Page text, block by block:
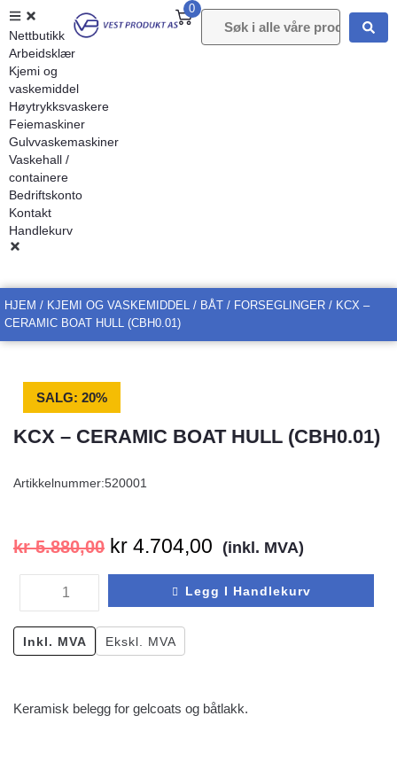
0
Nettbutikk
Arbeidsklær
Kjemi og
vaskemiddel
Høytrykksvaskere
Feiemaskiner
Gulvvaskemaskiner
Vaskehall /
containere
Bedriftskonto
Kontakt
Handlekurv
HJEM / KJEMI OG VASKEMIDDEL / BÅT / FORSEGLINGER / KCX –
CERAMIC BOAT HULL (CBH0.01)
SALG: 20%
KCX – CERAMIC BOAT HULL (CBH0.01)
Artikkelnummer:520001
Keramisk belegg for gelcoats og båtlakk.
kr5.880,00 kr 4.704,00 (inkl. MVA)
Legg I Handlekurv
Inkl. MVA Ekskl. MVA